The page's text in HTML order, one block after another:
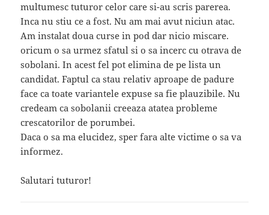
multumesc tuturor celor care si-au scris parerea.
Inca nu stiu ce a fost. Nu am mai avut niciun atac.
Am instalat doua curse in pod dar nicio miscare.
oricum o sa urmez sfatul si o sa incerc cu otrava de
sobolani. In acest fel pot elimina de pe lista un
candidat. Faptul ca stau relativ aproape de padure
face ca toate variantele expuse sa fie plauzibile. Nu
credeam ca sobolanii creeaza atatea probleme
crescatorilor de porumbei.
Daca o sa ma elucidez, sper fara alte victime o sa va
informez.
Salutari tuturor!